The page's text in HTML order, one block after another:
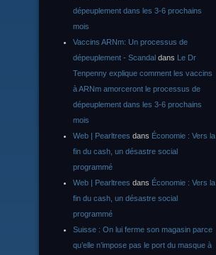
dépeuplement dans les 3-6 prochains
mois
Vaccins ARNm: Un processus de
dépeuplement - Scandal dans Le Dr
Tenpenny explique comment les vaccins
à ARNm amorceront le processus de
dépeuplement dans les 3-6 prochains
mois
Web | Pearltrees dans Économie : Vers la
fin du cash, un désastre social
programmé
Web | Pearltrees dans Économie : Vers la
fin du cash, un désastre social
programmé
Suisse : On lui ferme son magasin parce
qu’elle n’impose pas le port du masque à